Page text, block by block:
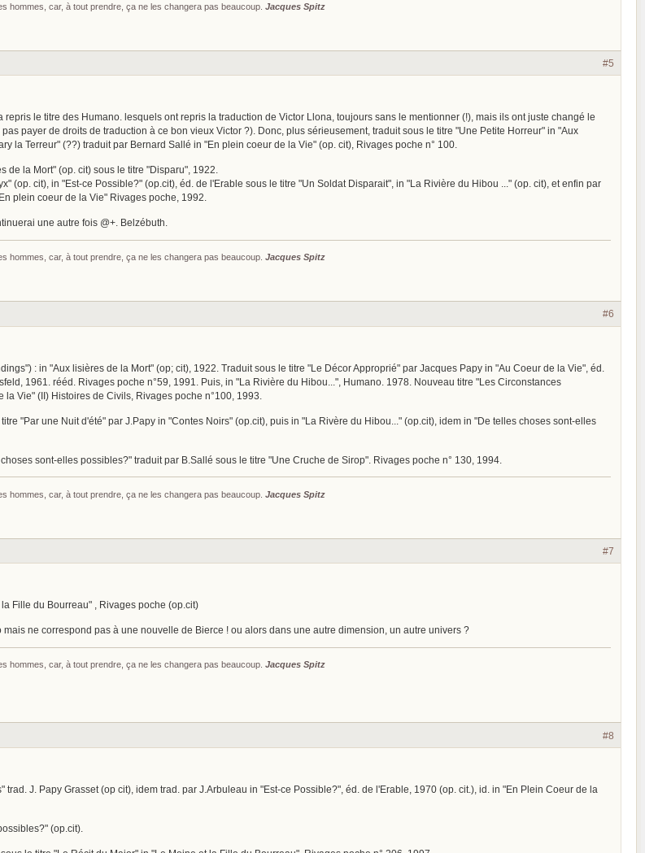
hommes, car, à tout prendre, ça ne les changera pas beaucoup. Jacques Spitz
#5
repris le titre des Humano. lesquels ont repris la traduction de Victor Llona, toujours sans le mentionner (!), mais ils ont juste changé le
payer de droits de traduction à ce bon vieux Victor ?). Donc, plus sérieusement, traduit sous le titre "Une Petite Horreur" in "Aux
la Terreur" (??) traduit par Bernard Sallé in "En plein coeur de la Vie" (op. cit), Rivages poche n° 100.
de la Mort" (op. cit) sous le titre "Disparu", 1922.
(op. cit), in "Est-ce Possible?" (op.cit), éd. de l'Erable sous le titre "Un Soldat Disparait", in "La Rivière du Hibou ..." (op. cit), et enfin par
plein coeur de la Vie" Rivages poche, 1992.
une autre fois @+. Belzébuth.
hommes, car, à tout prendre, ça ne les changera pas beaucoup. Jacques Spitz
#6
: in "Aux lisières de la Mort" (op; cit), 1922. Traduit sous le titre "Le Décor Approprié" par Jacques Papy in "Au Coeur de la Vie", éd.
1961. rééd. Rivages poche n°59, 1991. Puis, in "La Rivière du Hibou...", Humano. 1978. Nouveau titre "Les Circonstances
Vie" (II) Histoires de Civils, Rivages poche n°100, 1993.
"Par une Nuit d'été" par J.Papy in "Contes Noirs" (op.cit), puis in "La Rivère du Hibou..." (op.cit), idem in "De telles choses sont-elles
sont-elles possibles?" traduit par B.Sallé sous le titre "Une Cruche de Sirop". Rivages poche n° 130, 1994.
hommes, car, à tout prendre, ça ne les changera pas beaucoup. Jacques Spitz
#7
Fille du Bourreau" , Rivages poche (op.cit)
ne correspond pas à une nouvelle de Bierce ! ou alors dans une autre dimension, un autre univers ?
hommes, car, à tout prendre, ça ne les changera pas beaucoup. Jacques Spitz
#8
J. Papy Grasset (op cit), idem trad. par J.Arbuleau in "Est-ce Possible?", éd. de l'Erable, 1970 (op. cit.), id. in "En Plein Coeur de la
(op.cit).